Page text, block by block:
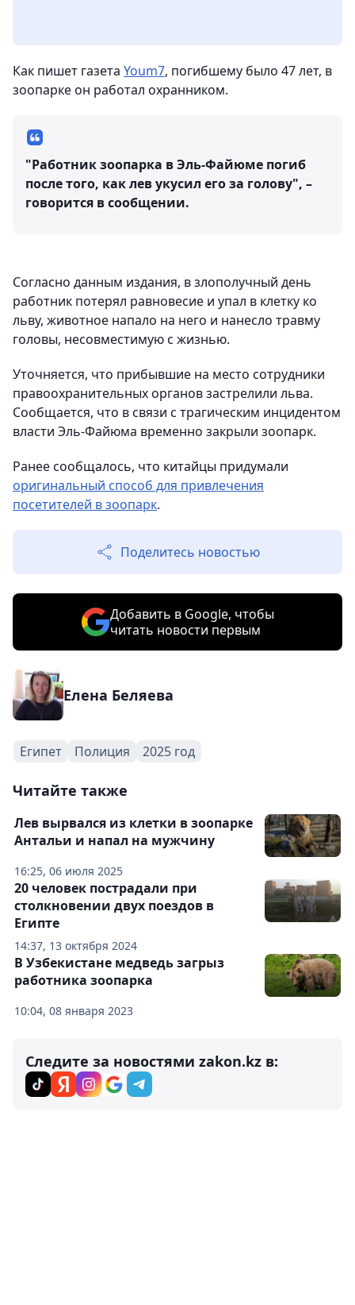
Как пишет газета Youm7, погибшему было 47 лет, в
зоопарке он работал охранником.
"Работник зоопарка в Эль-Файюме погиб
после того, как лев укусил его за голову", –
говорится в сообщении.
Согласно данным издания, в злополучный день
работник потерял равновесие и упал в клетку ко
льву, животное напало на него и нанесло травму
головы, несовместимую с жизнью.
Уточняется, что прибывшие на место сотрудники
правоохранительных органов застрелили льва.
Сообщается, что в связи с трагическим инцидентом
власти Эль-Файюма временно закрыли зоопарк.
Ранее сообщалось, что китайцы придумали
оригинальный способ для привлечения
посетителей в зоопарк.
Поделитесь новостью
Добавить в Google, чтобы
читать новости первым
Елена Беляева
Египет Полиция 2025 год
Читайте также
16:25, 06 июля 2025
Лев вырвался из клетки в зоопарке
Антальи и напал на мужчину
14:37, 13 октября 2024
20 человек пострадали при
столкновении двух поездов в
Египте
10:04, 08 января 2023
В Узбекистане медведь загрыз
работника зоопарка
Следите за новостями zakon.kz в: